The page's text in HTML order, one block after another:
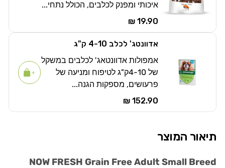
איכותי ומפנק לכלבים, הכולל נתחי...
19.90 ₪
אדוונטג' לכלב 4-10 ק"ג
אמפולות אדוונטאג' לכלבים במשקל
של 4-10ק"ג לטיפוח ומניעה של
פרעושים, מספקות הגנה...
152.90 ₪
תיאור המוצר
NOW FRESH Grain Free Adult Small Breed